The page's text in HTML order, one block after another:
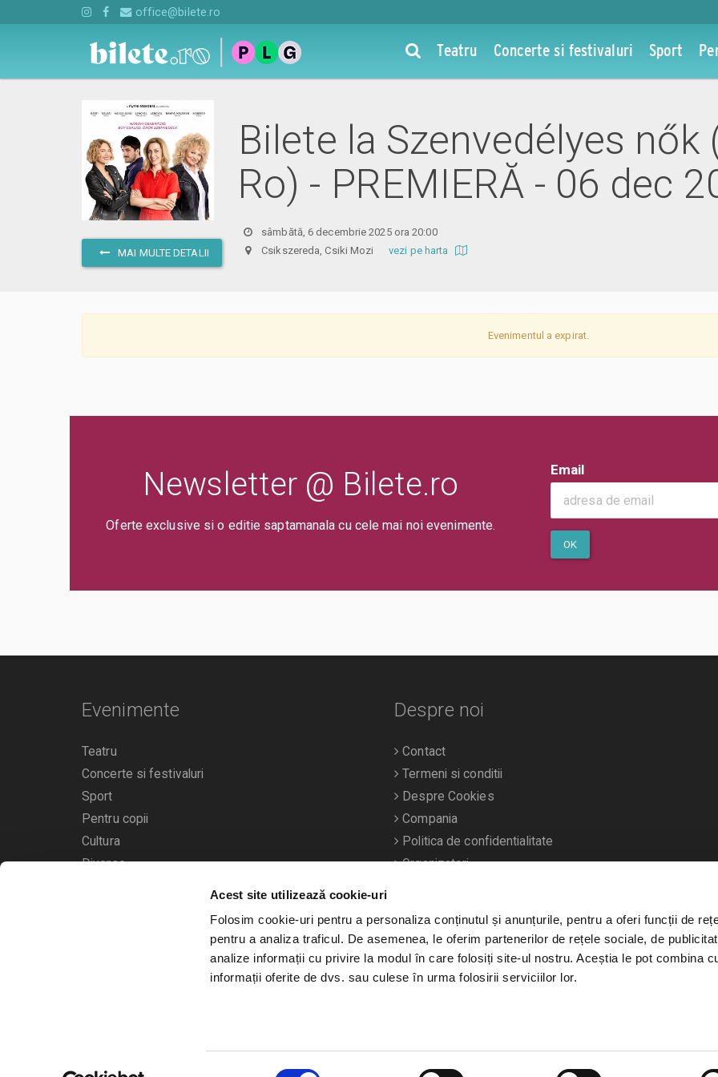
Acest site utilizează cookie-uri
Folosim cookie-uri pentru a personaliza conținutul și anunțurile, pentru a oferi funcții de
pentru a analiza traficul. De asemenea, le oferim partenerilor de rețele sociale, de
analize informații cu privire la modul în care folosiți site-ul nostru. Aceștia le pot combina
informații oferite de dvs. sau culese în urma folosirii serviciilor lor.
office@bilete.ro
Teatru Concerte si festivaluri Sport
MAI MULTE DETALII
Bilete la Szenvedélyes nők
Ro) - PREMIERĂ - 06 dec
sâmbătă, 6 decembrie 2025 ora 20:00
Csikszereda, Csiki Mozivezi pe harta
Evenimentul a expirat.
Newsletter @ Bilete.ro
Oferte exclusive si o editie saptamanala cu cele mai noi evenimente.
Email
OK
Evenimente
Teatru
Concerte si festivaluri
Sport
Pentru copii
Cultura
Diverse
Calendarul evenimentelor
Despre noi
Contact
Termeni si conditii
Despre Cookies
Compania
Politica de confidentialitate
Organizatori
Bilete.ro